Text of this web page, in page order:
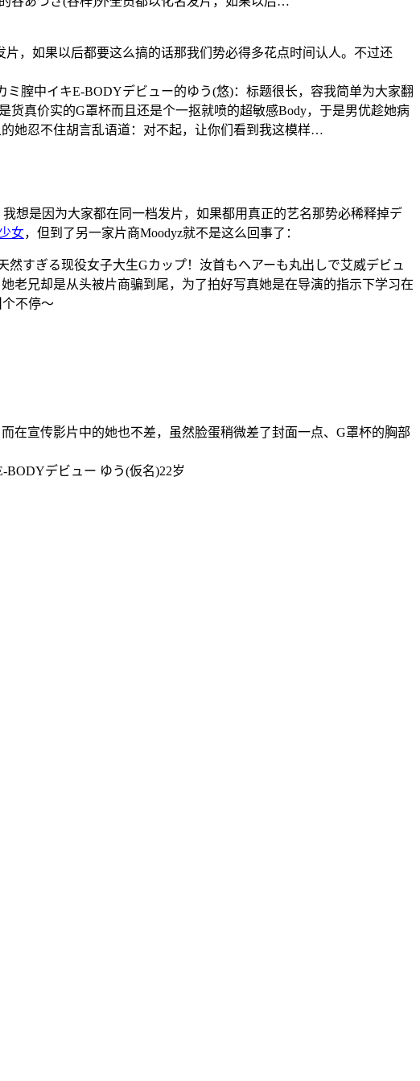
，如果以后都要这么搞的话那我们势必得多花点时间认人。不过还
膣中イキE-BODYデビュー的ゆう(悠)：标题很长，容我简单为大家翻
真价实的G罩杯而且还是个一抠就喷的超敏感Body，于是男优趁她病
她忍不住胡言乱语道：对不起，让你们看到我这模样…
想是因为大家都在同一档发片，如果都用真正的艺名那势必稀释掉デ
女，但到了另一家片商Moodyz就不是这么回事了：
すぎる现役女子大生Gカップ！汝首もヘアーも丸出しで艾威デビュ
老兄却是从头被片商骗到尾，为了拍好写真她是在导演的指示下学习在
不停～
在宣传影片中的她也不差，虽然脸蛋稍微差了封面一点、G罩杯的胸部
デビュー ゆう(仮名)22岁